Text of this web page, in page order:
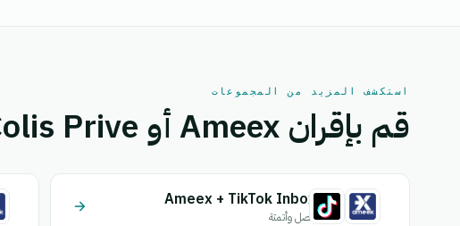
استكشف المزيد من المجموعات
قم بإقران Ameex أو Colis Prive بتطبيق آخر.
Ameex + TikTok Inbox
اتصل وأتمتة